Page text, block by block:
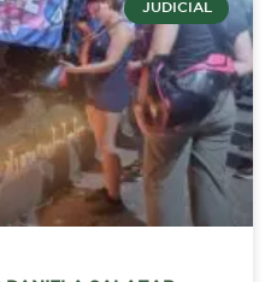
JUDICIAL